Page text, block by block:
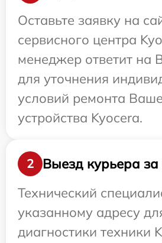
Оставьте заявку на
сервисного центра
менеджер ответит на
для уточнения
условий ремонта
устройства Kyocera.
2
Выезд курьера за
Технический
указанному адресу
диагностики техники